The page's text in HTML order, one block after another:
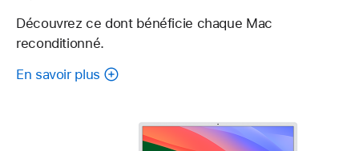
bas
bas
Découvrez ce dont bénéficie chaque Mac
reconditionné.
En savoir plus
chaque